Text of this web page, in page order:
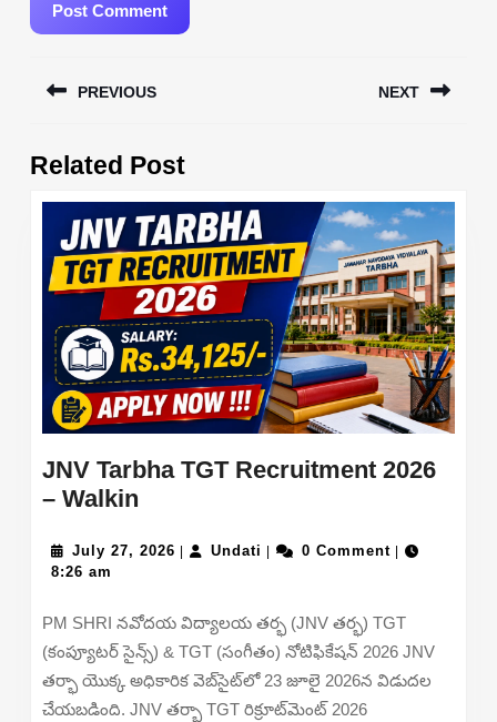
navigation
PREVIOUS
post:
NEXT
Related Post
JNV Tarbha TGT Recruitment 2026
– Walkin
TGT
2026
–
Walkin
July 27, 2026 July
Undati Undati0 Comment
8:26 am
PM SHRI నవోదయ విద్యాలయ తర్భ (JNV తర్భ) TGT
(కంప్యూటర్ సైన్స్) & TGT (సంగీతం) నోటిఫికేషన్ 2026 JNV
తర్భా యొక్క అధికారిక వెబ్‌సైట్‌లో 23 జూలై 2026న విడుదల
చేయబడింది. JNV తర్భా TGT రిక్రూట్‌మెంట్ 2026